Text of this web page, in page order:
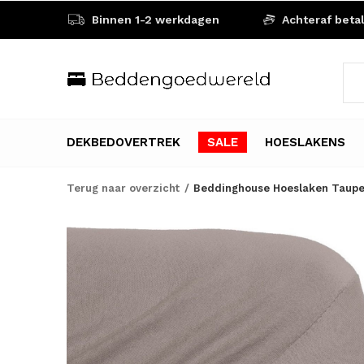
DEKBEDOVERTREK SALE HOESLAKENS
Binnen 1-2 werkdagen Achteraf
Terug naar overzicht Beddinghouse Hoeslaken